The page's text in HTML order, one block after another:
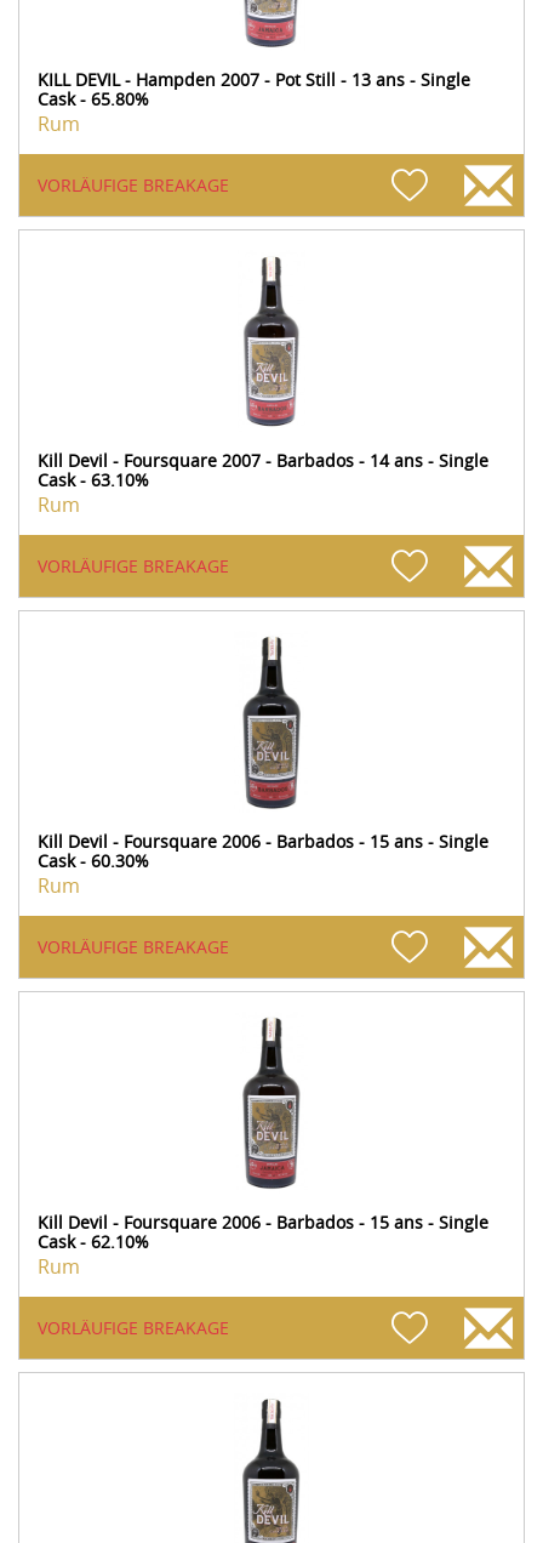
KILL DEVIL - Hampden 2007 - Pot Still - 13 ans - Single
Cask - 65.80%
Rum
VORLÄUFIGE BREAKAGE
Kill Devil - Foursquare 2007 - Barbados - 14 ans - Single
Cask - 63.10%
Rum
VORLÄUFIGE BREAKAGE
Kill Devil - Foursquare 2006 - Barbados - 15 ans - Single
Cask - 60.30%
Rum
VORLÄUFIGE BREAKAGE
Kill Devil - Foursquare 2006 - Barbados - 15 ans - Single
Cask - 62.10%
Rum
VORLÄUFIGE BREAKAGE